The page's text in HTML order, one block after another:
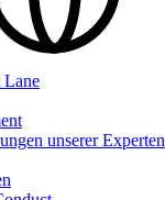
Lane
unserer Experten